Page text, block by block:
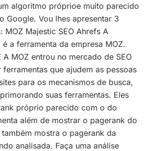
algoritmo próprioe muito parecido
Google. Vou lhes apresentar 3
MOZ Majestic SEO Ahrefs A
a ferramenta da empresa MOZ.
A MOZ entrou no mercado de SEO
que ajudem as pessoas
para os mecanismos de busca,
suas ferramentas. Eles
próprio parecido com o do
além de mostrar o pagerank do
mostra o pagerank da
analisada. Faça uma análise